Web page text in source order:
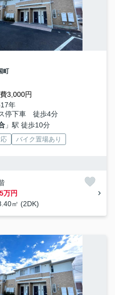
町
3,000円
年
停下車 徒歩4分
」駅 徒歩10分
バイク置場あり
万円
㎡ (2DK)